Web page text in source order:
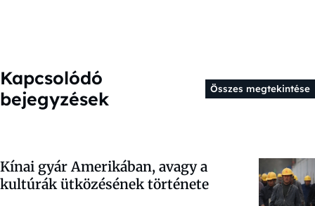
Kapcsolódó
bejegyzések
Összes megtekintése
Kínai gyár Amerikában, avagy a
kultúrák ütközésének története